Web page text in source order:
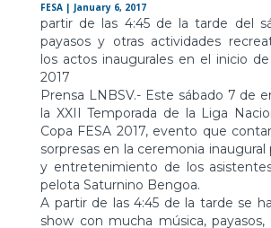
FESA | January 6, 2017
partir de las 4:45 de la tarde del
payasos y otras actividades
los actos inaugurales en el inicio
2017
Prensa LNBSV.- Este sábado 7 de
la XXII Temporada de la Liga
Copa FESA 2017, evento que
sorpresas en la ceremonia inaugural
y entretenimiento de los
pelota Saturnino Bengoa.
A partir de las 4:45 de la tarde se
show con mucha música, payasos,